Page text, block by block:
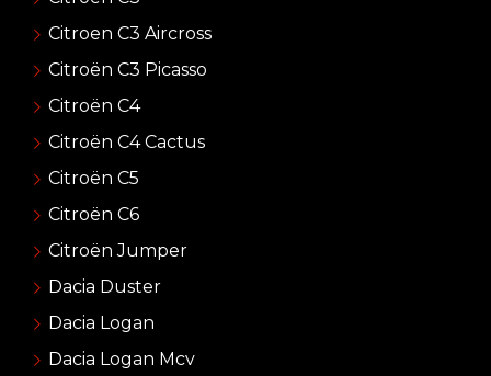
Citroen C3 Aircross
Citroën C3 Picasso
Citroën C4
Citroën C4 Cactus
Citroën C5
Citroën C6
Citroën Jumper
Dacia Duster
Dacia Logan
Dacia Logan Mcv